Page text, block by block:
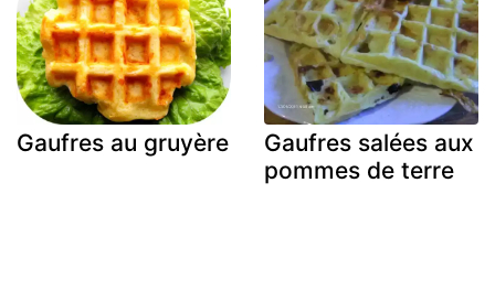
Gaufres au gruyère
Gaufres salées aux
pommes de terre